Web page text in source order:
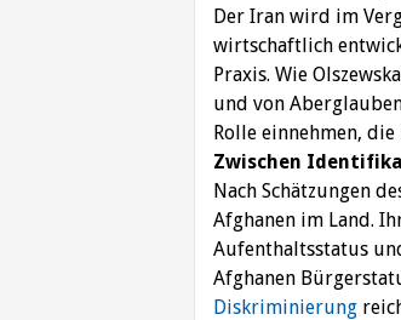
Der Iran wird im
wirtschaftlich
Praxis. Wie
und von
Rolle einnehmen,
Zwischen
Nach Schätzungen
Afghanen im Land.
Aufenthaltsstatus
Afghanen
Diskriminierung